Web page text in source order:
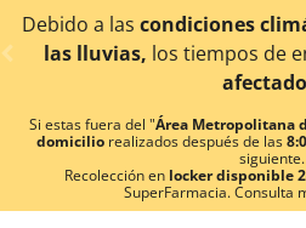
< div class="carousel-inner">
Debido a las condiciones
las lluvias, los tiempos de
Si estas fuera del "Área Metropolitana
domicilio realizados después de las
siguiente.
Recolección en locker disponible
SuperFarmacia. Consulta